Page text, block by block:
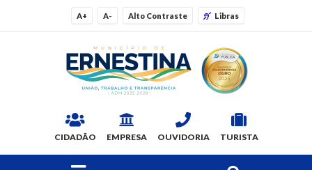
A+ A- Alto Contraste Libras
CIDADÃO EMPRESA OUVIDORIA TURISTA